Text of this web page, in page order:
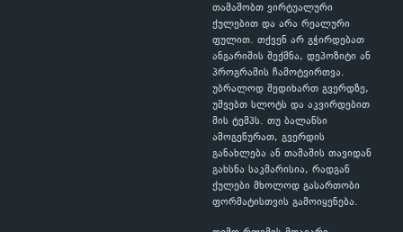
თამაშობთ ვირტუალური
ქულებით და არა რეალური
ფულით. თქვენ არ გჭირდებათ
ანგარიშის შექმნა, დეპოზიტი ან
პროგრამის ჩამოტვირთვა.
უბრალოდ შედიხართ გვერდზე,
უშვებთ სლოტს და აკვირდებით
მის ტემპს. თუ ბალანსი
ამოგეწურათ, გვერდის
განახლება ან თამაშის თავიდან
გახსნა საკმარისია, რადგან
ქულები მხოლოდ გასართობი
ფორმატისთვის გამოიყენება.